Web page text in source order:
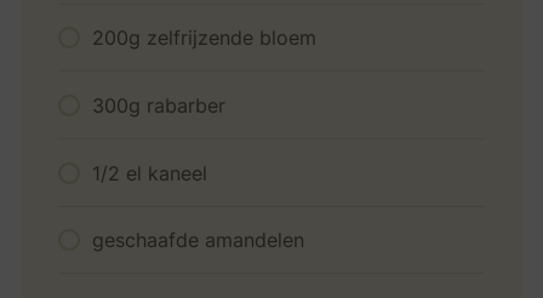
200g zelfrijzende bloem
300g rabarber
1/2 el kaneel
geschaafde amandelen